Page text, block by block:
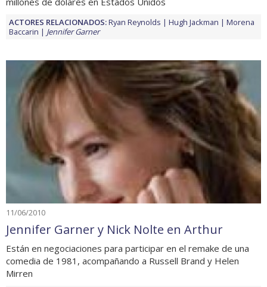
ACTORES RELACIONADOS:Ryan Reynolds Hugh Jackman
Morena
Baccarin
Jennifer Garner
11/06/2010
Jennifer Garner y Nick Nolte en Arthur
Están en negociaciones para participar en el remake de una
comedia de 1981, acompañando a Russell Brand y Helen
Mirren